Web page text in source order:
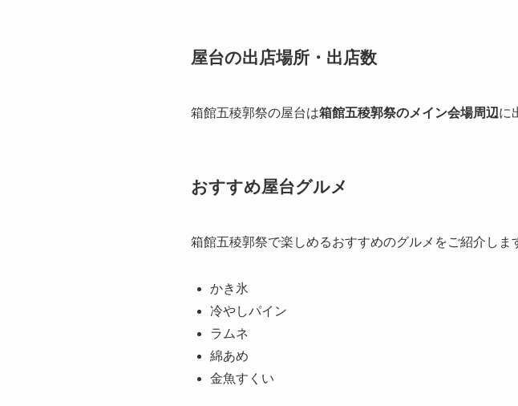
屋台の出店場所・出店数
箱館五稜郭祭の屋台は箱館五稜郭祭のメイン会場周辺に
おすすめ屋台グルメ
箱館五稜郭祭で楽しめるおすすめのグルメをご紹介しま
かき氷
冷やしパイン
ラムネ
綿あめ
金魚すくい